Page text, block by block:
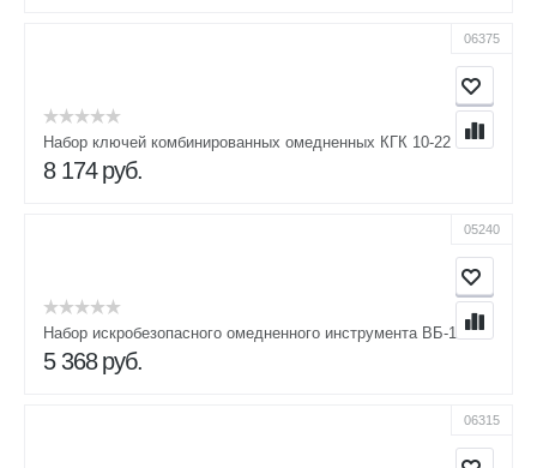
06375
Набор ключей комбинированных омедненных КГК 10-22
8 174 руб.
05240
Набор искробезопасного омедненного инструмента ВБ-1
5 368 руб.
06315